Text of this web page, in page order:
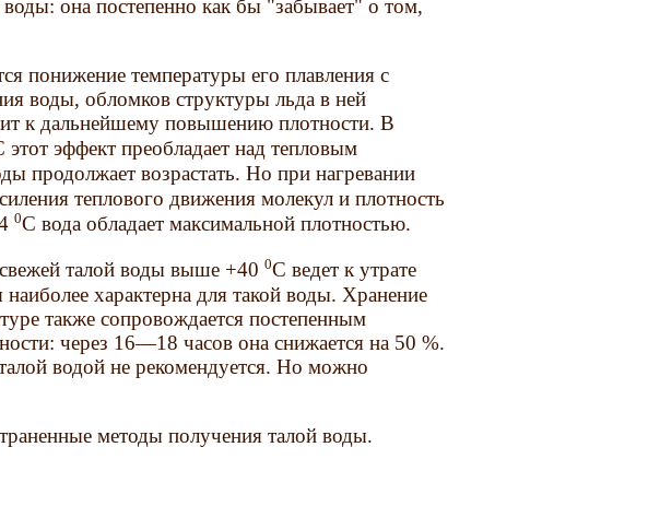
она постепенно как бы "забывает" о том,
понижение температуры его плавления с
воды, обломков структуры льда в ней
к дальнейшему повышению плотности. В
этот эффект преобладает над тепловым
продолжает возрастать. Но при нагревании
теплового движения молекул и плотность
0С вода обладает максимальной плотностью.
свежей талой воды выше +400С ведет к утрате
наиболее характерна для такой воды. Хранение
также сопровождается постепенным
через 16—18 часов она снижается на 50 %.
водой не рекомендуется. Но можно
методы получения талой воды.